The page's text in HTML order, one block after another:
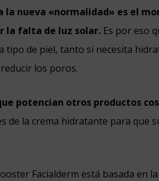
la nueva «normalidad» es el
la falta de luz solar. Es por eso
tipo de piel, tanto si necesita
los poros.
potencian otros productos
de la crema hidratante para que
Facialderm está basada en la